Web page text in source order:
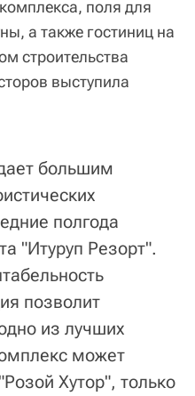
поля для
а также гостиниц на
строительства
выступила
большим
полгода
"Итуруп Резорт".
позволит
из лучших
может
Хутор", только